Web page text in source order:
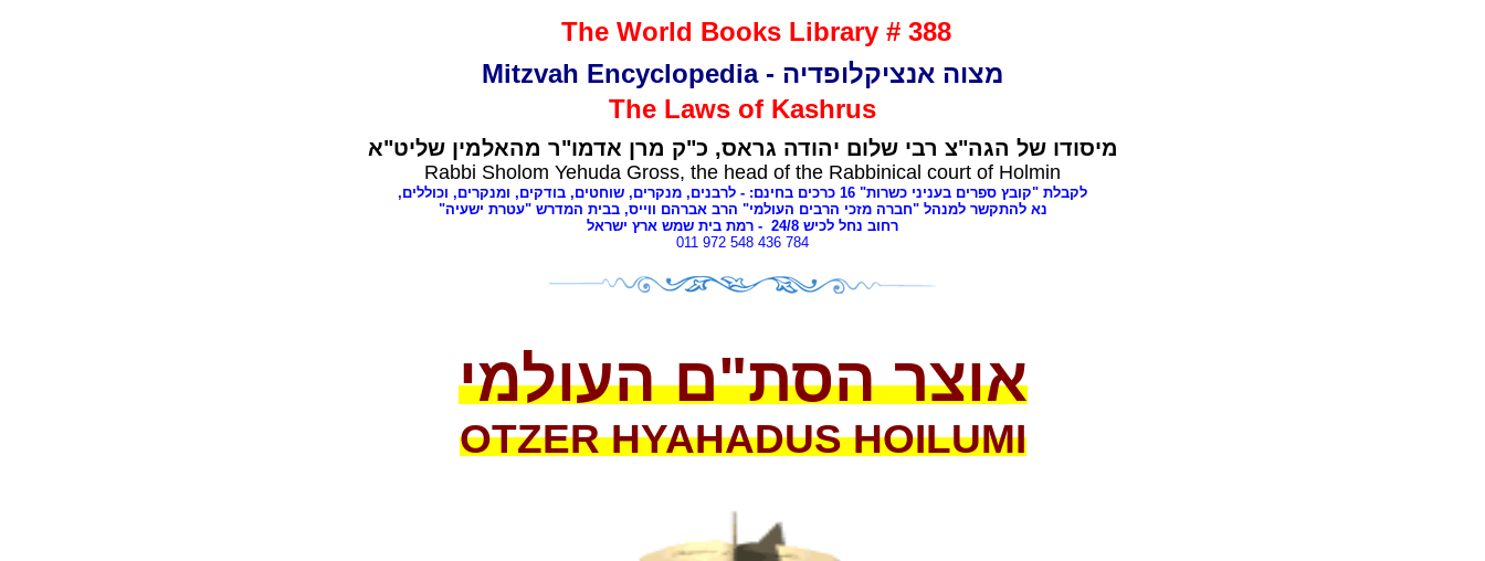
The World Books Library # 388
מצוה אנציקלופדיה - Mitzvah Encyclopedia
The Laws of Kashrus
מיסודו של הגה"צ רבי שלום יהודה גראס, כ"ק מרן אדמו"ר מהאלמין שליט"א
Rabbi Sholom Yehuda Gross, the head of the Rabbinical court of Holmin
לקבלת "קובץ ספרים בעניני כשרות" 16 כרכים בחינם: - לרבנים, מנקרים, שוחטים, בודקים, ומנקרים, וכוללים,
נא להתקשר למנהל "חברה מזכי הרבים העולמי" הרב אברהם ווייס, בבית המדרש "עטרת ישעיה"
רחוב נחל לכיש 24/ 8
- רמת בית שמש ארץ ישראל
011 972 548 436 784
אוצר הסת"ם העולמי
OTZER HYAHADUS HOILUMI